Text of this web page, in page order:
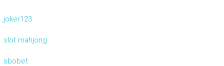
joker123
slot mahjong
sbobet